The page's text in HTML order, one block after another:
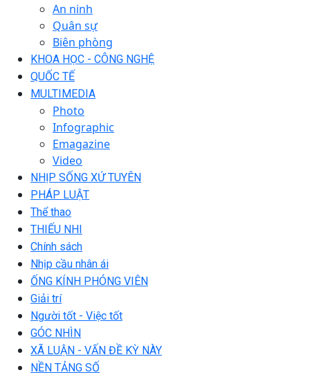
An ninh
Quân sự
Biên phòng
KHOA HỌC - CÔNG NGHỆ
QUỐC TẾ
MULTIMEDIA
Photo
Infographic
Emagazine
Video
NHỊP SỐNG XỨ TUYÊN
PHÁP LUẬT
Thể thao
THIẾU NHI
Chính sách
Nhịp cầu nhân ái
ỐNG KÍNH PHÓNG VIÊN
Giải trí
Người tốt - Việc tốt
GÓC NHÌN
XÃ LUẬN - VẤN ĐỀ KỲ NÀY
NỀN TẢNG SỐ